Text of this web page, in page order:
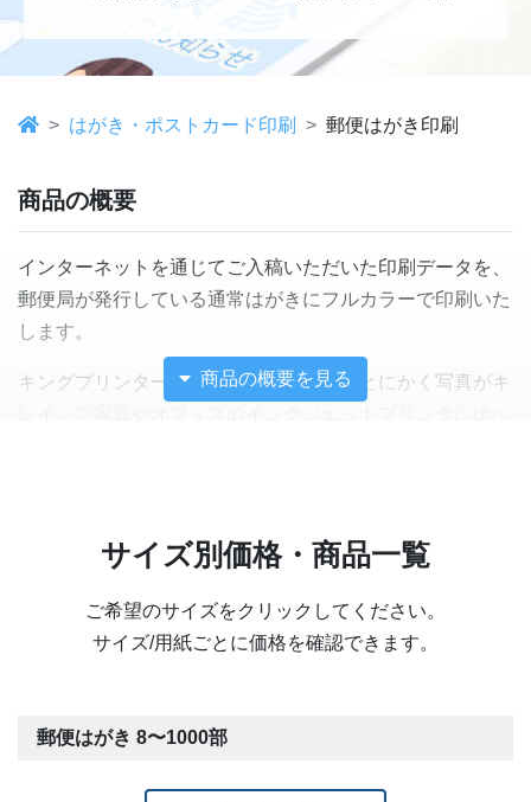
はがき・ポストカード印刷 郵便はがき印刷
商品の概要
商品の概要を見る
インターネットを通じてご入稿いただいた印刷データを、
郵便局が発行している通常はがきにフルカラーで印刷いた
します。
キングプリンターズの郵便はがき印刷はとにかく写真がキ
もそのはず、郵便はがきは写真をプリントするための光沢
紙ではないため、市販のインクジェットプリンタで印刷す
ると色が沈んで暗くなり、お料理や人物の写真から「鮮や
かさ」を奪ってしまうのです。
すので、インクの吸収率が高い郵便はがきや上質紙に印刷
した場合でも、ほのかな光沢を残したまま写真を色鮮やか
サイズ別価格・商品一覧
ご希望のサイズをクリックしてください。
サイズ/用紙ごとに価格を確認できます。
郵便はがき 8〜1000部